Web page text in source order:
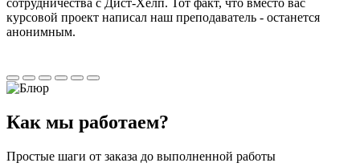
сотрудничества с Дист-Хелп. Тот факт, что вместо вас
курсовой проект написал наш преподаватель - останется
анонимным.
Как мы работаем?
Простые шаги от заказа до выполненной работы